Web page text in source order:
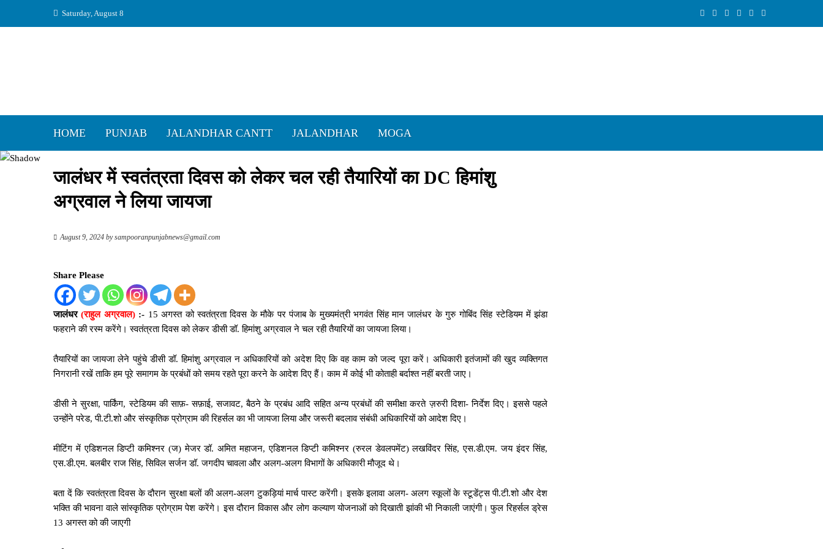
Saturday, August 8
HOME PUNJAB JALANDHAR CANTT JALANDHAR MOGA
जालंधर में स्वतंत्रता दिवस को लेकर चल रही तैयारियों का DC हिमांशु
अग्रवाल ने लिया जायजा
August 9, 2024 bysampooranpunjabnews@gmail.com
Share Please
जालंधर(राहुल अग्रवाल):- 15 अगस्त को स्वतंत्रता दिवस के मौके पर पंजाब के मुख्यमंत्री भगवंत सिंह मान जालंधर के गुरु गोबिंद सिंह स्टेडियम में झंडा
फहराने की रस्म करेंगे। स्वतंत्रता दिवस को लेकर डीसी डॉ. हिमांशु अग्रवाल ने चल रही तैयारियों का जायजा लिया।
तैयारियों का जायजा लेने पहुंचे डीसी डॉ. हिमांशु अग्रवाल न अधिकारियों को अदेश दिए कि वह काम को जल्द पूरा करें। अधिकारी इतंजामों की खुद व्यक्तिगत
निगरानी रखें ताकि हम पूरे समागम के प्रबंधों को समय रहते पूरा करने के आदेश दिए हैं। काम में कोई भी कोताही बर्दाश्त नहीं बरती जाए।
डीसी ने सुरक्षा, पार्किंग, स्टेडियम की साफ़- सफ़ाई, सजावट, बैठने के प्रबंध आदि सहित अन्य प्रबंधों की समीक्षा करते ज़रुरी दिशा- निर्देश दिए। इससे पहले
उन्होंने परेड, पी.टी.शो और संस्कृतिक प्रोग्राम की रिहर्सल का भी जायजा लिया और जरूरी बदलाव संबंधी अधिकारियों को आदेश दिए।
मीटिंग में एडिशनल डिप्टी कमिश्नर (ज) मेजर डॉ. अमित महाजन, एडिशनल डिप्टी कमिश्नर (रुरल डेवलपमेंट) लखविंदर सिंह, एस.डी.एम. जय इंदर सिंह,
एस.डी.एम. बलबीर राज सिंह, सिविल सर्जन डॉ. जगदीप चावला और अलग-अलग विभागों के अधिकारी मौजूद थे।
बता दें कि स्वतंत्रता दिवस के दौरान सुरक्षा बलों की अलग-अलग टुकड़ियां मार्च पास्ट करेंगी। इसके इलावा अलग- अलग स्कूलों के स्टूडेंट्स पी.टी.शो और देश
भक्ति की भावना वाले सांस्कृतिक प्रोग्राम पेश करेंगे। इस दौरान विकास और लोग कल्याण योजनाओं को दिखाती झांकी भी निकाली जाएंगी। फुल रिहर्सल ड्रेस
13 अगस्त को की जाएगी